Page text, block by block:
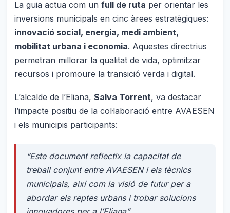
La guia actua com unfull de ruta per orientar les
inversions municipals en cinc àrees estratègiques:
innovació social, energia, medi ambient,
mobilitat urbana i economia. Aquestes directrius
permetran millorar la qualitat de vida, optimitzar
recursos i promoure la transició verda i digital.
L’alcalde de l’Eliana,Salva Torrent, va destacar
l’impacte positiu de la col·laboració entre AVAESEN
i els municipis participants:
“Este document reflectix la capacitat de
treball conjunt entre AVAESEN i els tècnics
municipals, així com la visió de futur per a
abordar els reptes urbans i trobar solucions